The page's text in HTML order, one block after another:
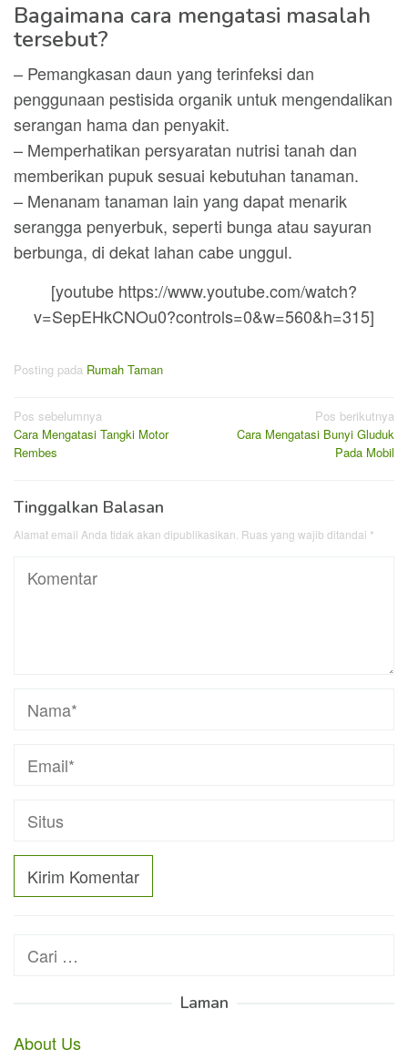
Bagaimana cara mengatasi masalah
tersebut?
– Pemangkasan daun yang terinfeksi dan
penggunaan pestisida organik untuk mengendalikan
serangan hama dan penyakit.
– Memperhatikan persyaratan nutrisi tanah dan
memberikan pupuk sesuai kebutuhan tanaman.
– Menanam tanaman lain yang dapat menarik
serangga penyerbuk, seperti bunga atau sayuran
berbunga, di dekat lahan cabe unggul.
[youtube https://www.youtube.com/watch?
v=SepEHkCNOu0?controls=0&w=560&h=315]
Posting pada Rumah Taman
Navigasi
pos
Pos sebelumnya
Cara Mengatasi Tangki Motor
Rembes
Pos berikutnya
Cara Mengatasi Bunyi Gluduk
Pada Mobil
Tinggalkan Balasan
Alamat email Anda tidak akan dipublikasikan. Ruas yang wajib ditandai *
Cari
Laman
About Us